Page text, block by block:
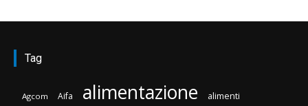
Tag
Agcom Aifa alimentazione alimenti